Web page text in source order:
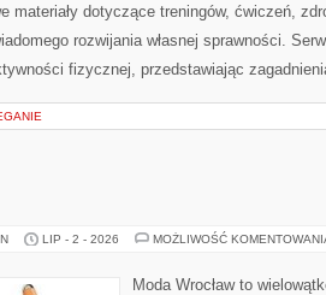
materiały dotyczące treningów, ćwiczeń,
rozwijania własnej sprawności.
fizycznej, przedstawiając
LIP - 2 - 2026 MOŻLIWOŚĆ
Moda Wrocław to